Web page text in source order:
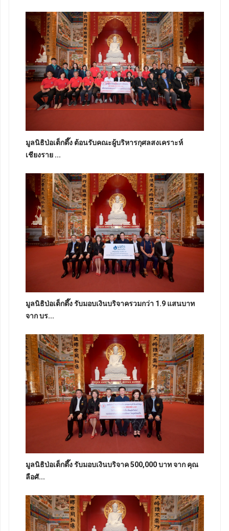
มูลนิธิป่อเต็กตึ๊ง ต้อนรับคณะผู้บริหารกุศลสงเคราะห์
เชียงราย ...
มูลนิธิป่อเต็กตึ๊ง รับมอบเงินบริจาครวมกว่า 1.9 แสนบาท
จาก บร...
มูลนิธิป่อเต็กตึ๊ง รับมอบเงินบริจาค 500,000 บาท จาก คุณ
ลือศั...